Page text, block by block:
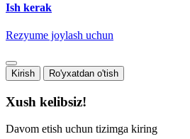
Ish kerak
Rezyume joylash uchun
Kirish Ro'yxatdan o'tish
Xush kelibsiz!
Davom etish uchun tizimga kiring